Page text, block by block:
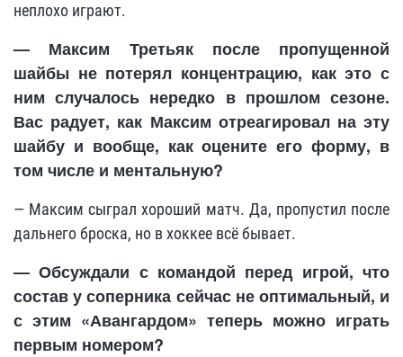
неплохо играют.
— Максим Третьяк после пропущенной
шайбы не потерял концентрацию, как это с
ним случалось нередко в прошлом сезоне.
Вас радует, как Максим отреагировал на эту
шайбу и вообще, как оцените его форму, в
том числе и ментальную?
— Максим сыграл хороший матч. Да, пропустил после
дальнего броска, но в хоккее всё бывает.
— Обсуждали с командой перед игрой, что
состав у соперника сейчас не оптимальный, и
с этим «Авангардом» теперь можно играть
первым номером?